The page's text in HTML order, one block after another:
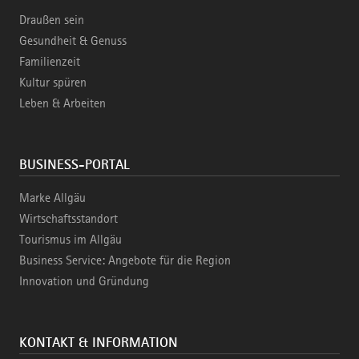
Draußen sein
Gesundheit & Genuss
Familienzeit
Kultur spüren
Leben & Arbeiten
BUSINESS-PORTAL
Marke Allgäu
Wirtschaftsstandort
Tourismus im Allgäu
Business Service: Angebote für die Region
Innovation und Gründung
KONTAKT & INFORMATION